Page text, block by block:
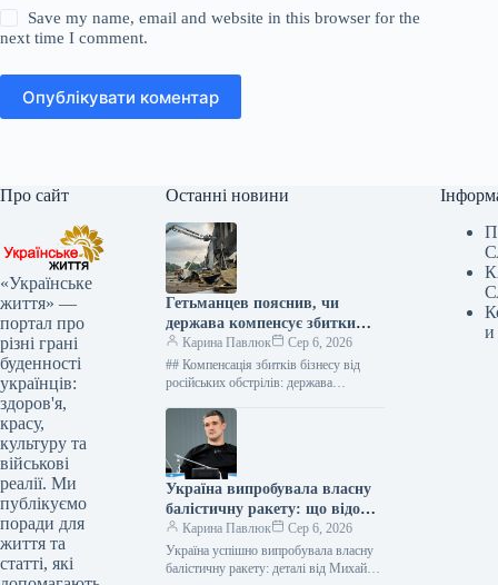
Save my name, email and website in this browser for the
next time I comment.
Опублікувати коментар
Про сайт
«Українське
життя» —
портал про
різні грані
буденності
українців:
здоров'я,
красу,
культуру та
військові
реалії. Ми
публікуємо
поради для
життя та
статті, які
Останні новини
Гетьманцев пояснив, чи
держава компенсує збитки
бізнесам від ударів РФ
Карина Павлюк
Сер 6, 2026
## Компенсація збитків бізнесу від
російських обстрілів: держава
не має фінансових ресурсів для
прямого відшкодування…
Україна випробувала власну
балістичну ракету: що відомо
про нову зброю
Карина Павлюк
Сер 6, 2026
Україна успішно випробувала власну
балістичну ракету: деталі від Михайла
и